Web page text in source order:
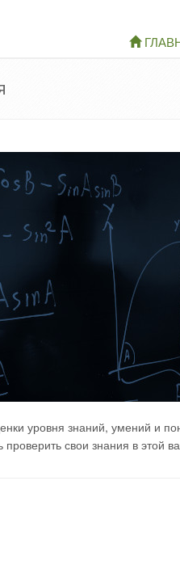
уровня знаний, умений и
свои знания в этой